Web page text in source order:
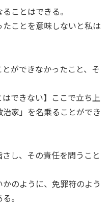
ことはできる。
ことを意味しないと私は
ができなかったこと、そ
できない】ここで立ち上
家」を名乗ることができ
さし、その責任を問うこと
のように、免罪符のよう
。